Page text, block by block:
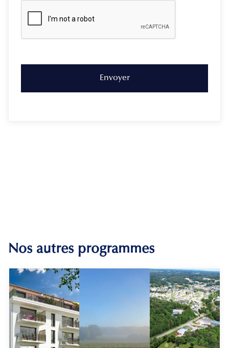
Nos autres programmes